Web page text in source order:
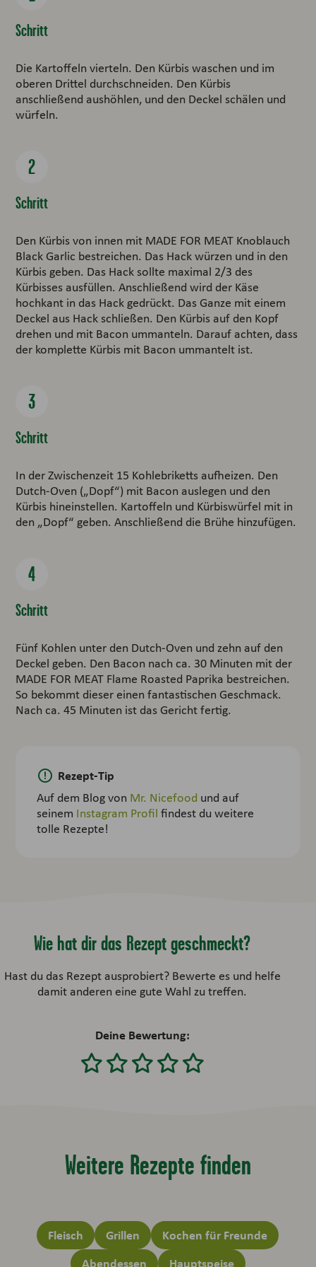
Schritt
Die Kartoffeln vierteln. Den Kürbis waschen und im
oberen Drittel durchschneiden. Den Kürbis
anschließend aushöhlen, und den Deckel schälen und
würfeln.
Schritt
Den Kürbis von innen mit MADE FOR MEAT Knoblauch
Black Garlic bestreichen. Das Hack würzen und in den
Kürbis geben. Das Hack sollte maximal 2/3 des
Kürbisses ausfüllen. Anschließend wird der Käse
hochkant in das Hack gedrückt. Das Ganze mit einem
Deckel aus Hack schließen. Den Kürbis auf den Kopf
drehen und mit Bacon ummanteln. Darauf achten, dass
der komplette Kürbis mit Bacon ummantelt ist.
Schritt
In der Zwischenzeit 15 Kohlebriketts aufheizen. Den
Dutch-Oven („Dopf“) mit Bacon auslegen und den
Kürbis hineinstellen. Kartoffeln und Kürbiswürfel mit in
den „Dopf“ geben. Anschließend die Brühe hinzufügen.
Schritt
Fünf Kohlen unter den Dutch-Oven und zehn auf den
Deckel geben. Den Bacon nach ca. 30 Minuten mit der
MADE FOR MEAT Flame Roasted Paprika bestreichen.
So bekommt dieser einen fantastischen Geschmack.
Nach ca. 45 Minuten ist das Gericht fertig.
Rezept-Tip
Auf dem Blog von Mr. Nicefood und auf
seinem Instagram Profil findest du weitere
tolle Rezepte!
Wie hat dir das Rezept geschmeckt?
Hast du das Rezept ausprobiert? Bewerte es und helfe
damit anderen eine gute Wahl zu treffen.
Deine Bewertung:
Weitere Rezepte finden
Fleisch Grillen
Kochen für Freunde
Abendessen
Hauptspeise